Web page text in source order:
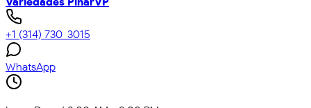
+1 (314) 730-3015
WhatsApp